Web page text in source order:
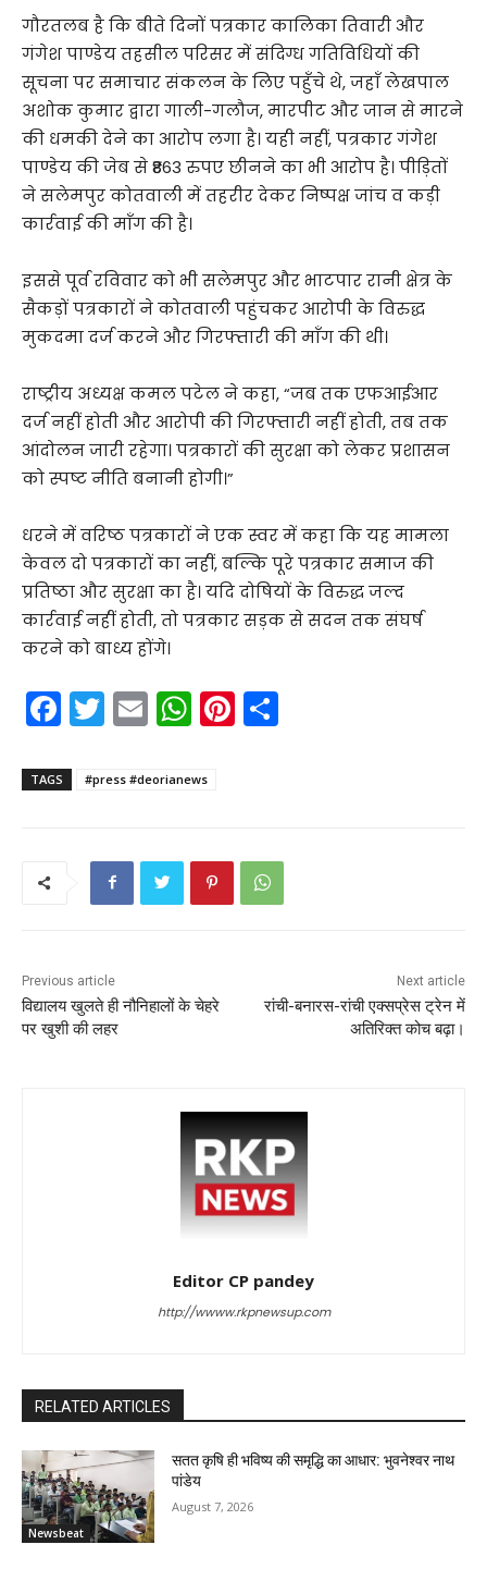
गौरतलब है कि बीते दिनों पत्रकार कालिका तिवारी और
गंगेश पाण्डेय तहसील परिसर में संदिग्ध गतिविधियों की
सूचना पर समाचार संकलन के लिए पहुँचे थे, जहाँ लेखपाल
अशोक कुमार द्वारा गाली-गलौज, मारपीट और जान से मारने
की धमकी देने का आरोप लगा है। यही नहीं, पत्रकार गंगेश
पाण्डेय की जेब से ₹863 रुपए छीनने का भी आरोप है। पीड़ितों
ने सलेमपुर कोतवाली में तहरीर देकर निष्पक्ष जांच व कड़ी
कार्रवाई की माँग की है।
इससे पूर्व रविवार को भी सलेमपुर और भाटपार रानी क्षेत्र के
सैकड़ों पत्रकारों ने कोतवाली पहुंचकर आरोपी के विरुद्ध
मुकदमा दर्ज करने और गिरफ्तारी की माँग की थी।
राष्ट्रीय अध्यक्ष कमल पटेल ने कहा, “जब तक एफआईआर
दर्ज नहीं होती और आरोपी की गिरफ्तारी नहीं होती, तब तक
आंदोलन जारी रहेगा। पत्रकारों की सुरक्षा को लेकर प्रशासन
को स्पष्ट नीति बनानी होगी।”
धरने में वरिष्ठ पत्रकारों ने एक स्वर में कहा कि यह मामला
केवल दो पत्रकारों का नहीं, बल्कि पूरे पत्रकार समाज की
प्रतिष्ठा और सुरक्षा का है। यदि दोषियों के विरुद्ध जल्द
कार्रवाई नहीं होती, तो पत्रकार सड़क से सदन तक संघर्ष
करने को बाध्य होंगे।
F
a
c
T
w
itt
E
m
ai
W
h
a
p
p
Pi
nt
TAGS #press #deorianews
Previous article
विद्यालय खुलते ही नौनिहालों के चेहरे
पर खुशी की लहर
Next article
रांची-बनारस-रांची एक्सप्रेस ट्रेन में
अतिरिक्त कोच बढ़ा।
Editor CP pandey
http://wwww.rkpnewsup.com
RELATED ARTICLES
Newsbeat
सतत कृषि ही भविष्य की समृद्धि का आधार: भुवनेश्वर नाथ
पांडेय
August 7, 2026